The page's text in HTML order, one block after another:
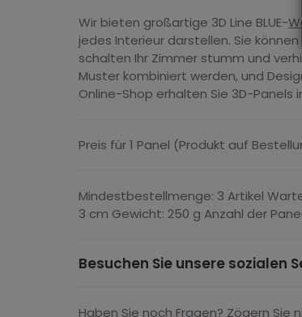
Wir bieten großartige 3D Line BLUE-
jedes Interieur darstellen. Sie
schalten Ihr Zimmer stumm und
Muster kombiniert werden, und
Online-Shop erhalten Sie 3D-Panels
Preis für 1 Panel (Produkt auf
Mindestbestellmenge: 3 Artikel
3 cm Gewicht: 250 g Anzahl der
Besuchen Sie unsere sozialen
Haben Sie noch Fragen? Zögern